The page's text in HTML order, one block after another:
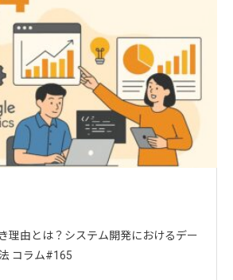
理由とは？システム開発におけるデー
コラム#165